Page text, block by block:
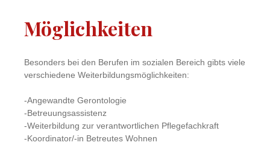
Möglichkeiten
Besonders bei den Berufen im sozialen Bereich gibts viele
verschiedene Weiterbildungsmöglichkeiten:
-Angewandte Gerontologie
-Betreuungsassistenz
-Weiterbildung zur verantwortlichen Pflegefachkraft
-Koordinator/-in Betreutes Wohnen